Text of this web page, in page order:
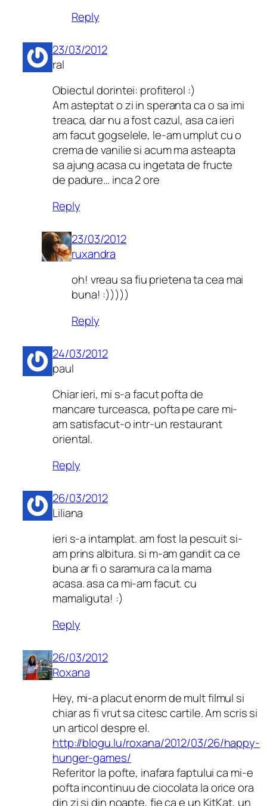
Reply
23/03/2012
ral
Obiectul dorintei: profiterol :)
Am asteptat o zi in speranta ca o sa imi
treaca, dar nu a fost cazul, asa ca ieri
am facut gogselele, le-am umplut cu o
crema de vanilie si acum ma asteapta
sa ajung acasa cu ingetata de fructe
de padure… inca 2 ore
Reply
23/03/2012
ruxandra
oh! vreau sa fiu prietena ta cea mai
buna! :)))))
Reply
24/03/2012
paul
Chiar ieri, mi s-a facut pofta de
mancare turceasca, pofta pe care mi-
am satisfacut-o intr-un restaurant
oriental.
Reply
26/03/2012
Liliana
ieri s-a intamplat. am fost la pescuit si-
am prins albitura. si m-am gandit ca ce
buna ar fi o saramura ca la mama
acasa. asa ca mi-am facut. cu
mamaliguta! :)
Reply
26/03/2012
Roxana
Hey, mi-a placut enorm de mult filmul si
chiar as fi vrut sa citesc cartile. Am scris si
un articol despre el.
http://blogu.lu/roxana/2012/03/26/happy-
hunger-games/
Referitor la pofte, inafara faptului ca mi-e
pofta incontinuu de ciocolata la orice ora
din zi si din noapte, fie ca e un KitKat, un